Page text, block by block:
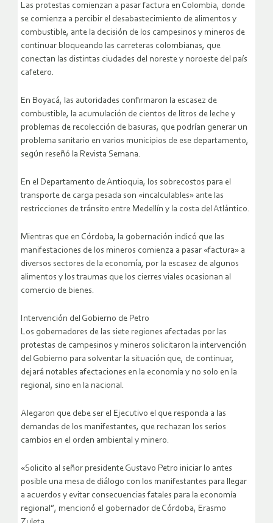
Las protestas comienzan a pasar factura en Colombia, donde
se comienza a percibir el desabastecimiento de alimentos y
combustible, ante la decisión de los campesinos y mineros de
continuar bloqueando las carreteras colombianas, que
conectan las distintas ciudades del noreste y noroeste del país
cafetero.
En Boyacá, las autoridades confirmaron la escasez de
combustible, la acumulación de cientos de litros de leche y
problemas de recolección de basuras, que podrían generar un
problema sanitario en varios municipios de ese departamento,
según reseñó la Revista Semana.
En el Departamento de Antioquia, los sobrecostos para el
transporte de carga pesada son «incalculables» ante las
restricciones de tránsito entre Medellín y la costa del Atlántico.
Mientras que en Córdoba, la gobernación indicó que las
manifestaciones de los mineros comienza a pasar «factura» a
diversos sectores de la economía, por la escasez de algunos
alimentos y los traumas que los cierres viales ocasionan al
comercio de bienes.
Intervención del Gobierno de Petro
Los gobernadores de las siete regiones afectadas por las
protestas de campesinos y mineros solicitaron la intervención
del Gobierno para solventar la situación que, de continuar,
dejará notables afectaciones en la economía y no solo en la
regional, sino en la nacional.
Alegaron que debe ser el Ejecutivo el que responda a las
demandas de los manifestantes, que rechazan los serios
cambios en el orden ambiental y minero.
«Solicito al señor presidente Gustavo Petro iniciar lo antes
posible una mesa de diálogo con los manifestantes para llegar
a acuerdos y evitar consecuencias fatales para la economía
regional”, mencionó el gobernador de Córdoba, Erasmo